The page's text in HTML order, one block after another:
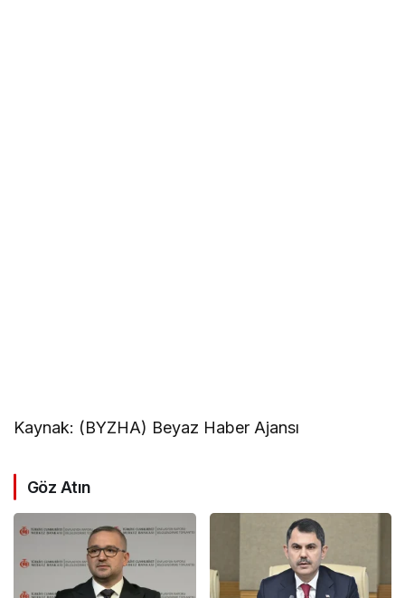
Kaynak: (BYZHA) Beyaz Haber Ajansı
Göz Atın